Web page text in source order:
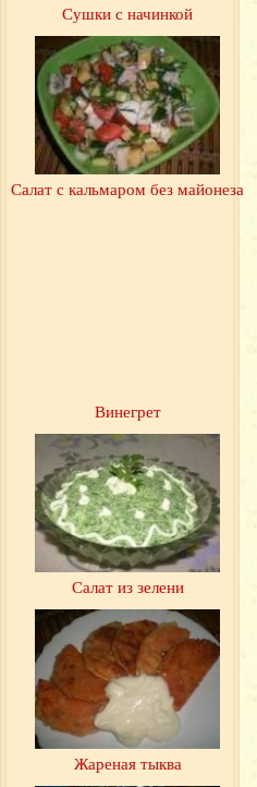
Сушки с начинкой
Салат с кальмаром без майонеза
Винегрет
Салат из зелени
Жареная тыква